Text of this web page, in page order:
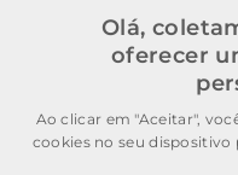
Olá,
oferecer
Ao clicar em "Aceitar",
cookies no seu dispositivo